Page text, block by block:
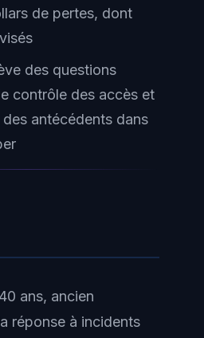
de pertes, dont
des questions
contrôle des accès et
antécédents dans
ans, ancien
réponse à incidents